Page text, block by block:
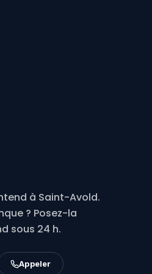
à Saint-Avold.
? Posez-la
sous 24 h.
Appeler